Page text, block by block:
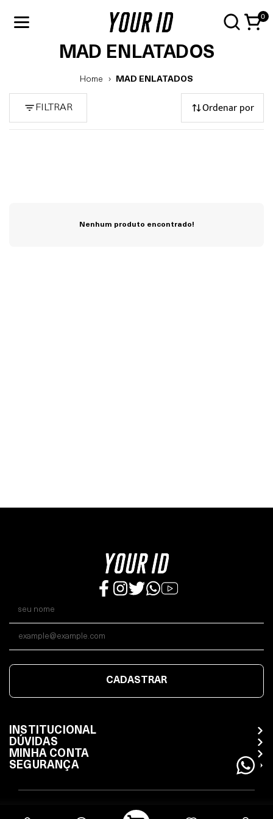
0
MAD ENLATADOS
Home MAD ENLATADOS
FILTRAR Ordenar por
Nenhum produto encontrado!
CADASTRAR
INSTITUCIONAL
DÚVIDAS
MINHA CONTA
SEGURANÇA
Todos os direitos reservados / Whatsapp (11) 98470-7480